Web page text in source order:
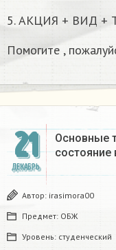
5. АКЦИЯ + ВИД +
Помогите ,
21
ДЕКАБРЬ
Основные
состояние
Автор: irasimora00
Предмет: ОБЖ
Уровень: студенческий